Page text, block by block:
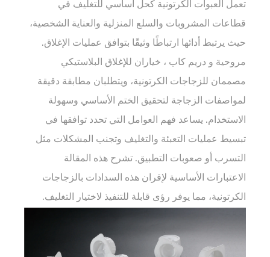
أبعاد
عنق
الزجاجة:
توافق
المواد:
تجنب
التفاعلات
والتشوه
3
والقدرة
تعمل العبوات الكرتونية كحل أساسي للتغليف في
قطاعات المشروبات والسلع المنزلية والعناية الشخصية،
حيث يرتبط أدائها ارتباطًا وثيقًا بتوافق عمليات الإغلاق.
مروحية و دريم كاب ، خياران للإغلاق البلاستيكي
مصممان للزجاجات الكرتونية، ويتطلبان مطابقة دقيقة
لمواصفات الزجاجة لتحقيق الختم الأساسي وسهولة
الاستخدام. يساعد فهم العوامل التي تحدد توافقها في
تبسيط عمليات التعبئة والتغليف وتجنب المشكلات مثل
التسرب أو صعوبات التطبيق. تشرح هذه المقالة
الاعتبارات الأساسية لإقران هذه السدادات بالزجاجات
الكرتونية، مما يوفر رؤى قابلة للتنفيذ لاختيار التغليف.